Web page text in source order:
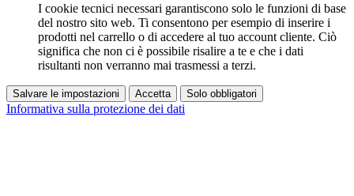
I cookie tecnici necessari garantiscono solo le funzioni di base
del nostro sito web. Ti consentono per esempio di inserire i
prodotti nel carrello o di accedere al tuo account cliente. Ciò
significa che non ci è possibile risalire a te e che i dati
risultanti non verranno mai trasmessi a terzi.
Salvare le impostazioni Accetta Solo obbligatori
Informativa sulla protezione dei dati